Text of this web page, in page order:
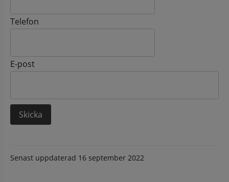
Telefon
E-post
Senast uppdaterad 16 september 2022